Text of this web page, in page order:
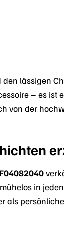
den lässigen
– es ist
von der
in
als